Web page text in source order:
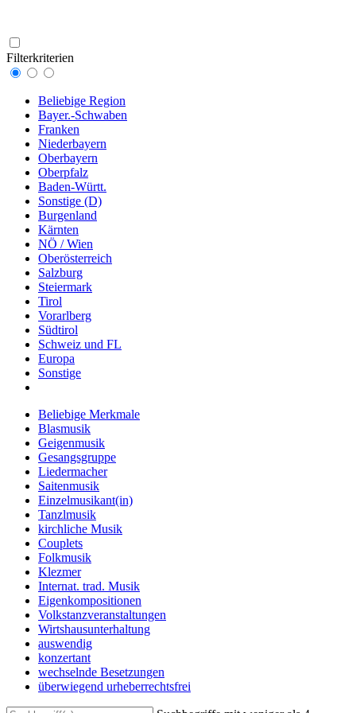
Filterkriterien
Beliebige Region
Bayer.-Schwaben
Franken
Niederbayern
Oberbayern
Oberpfalz
Baden-Württ.
Sonstige (D)
Burgenland
Kärnten
NÖ / Wien
Oberösterreich
Salzburg
Steiermark
Tirol
Vorarlberg
Südtirol
Schweiz und FL
Europa
Sonstige
Beliebige Merkmale
Blasmusik
Geigenmusik
Gesangsgruppe
Liedermacher
Saitenmusik
Einzelmusikant(in)
Tanzlmusik
kirchliche Musik
Couplets
Folkmusik
Klezmer
Internat. trad. Musik
Eigenkompositionen
Volkstanzveranstaltungen
Wirtshausunterhaltung
auswendig
konzertant
wechselnde Besetzungen
überwiegend urheberrechtsfrei